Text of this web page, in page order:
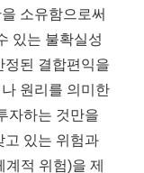
소유함으로써
있는 불확실성
정된 결합편익을
원리를 의미한
자하는 것만을
고 있는 위험과
적 위험)을 제